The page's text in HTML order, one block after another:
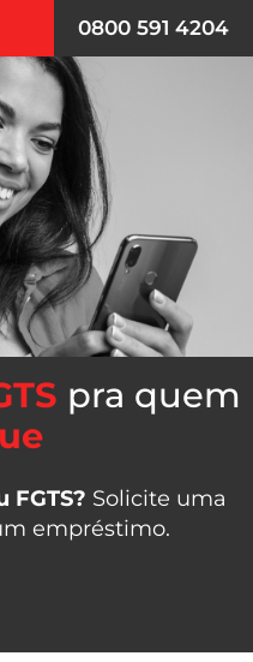
0800 591 4204
pra quem
FGTS? Solicite uma
empréstimo.